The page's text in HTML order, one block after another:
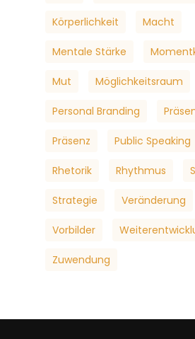
Körperlichkeit Macht
Mentale Stärke
Mut Möglichkeitsraum
Personal Branding
Präsenz Public Speaking
Rhetorik Rhythmus
Strategie Veränderung
Vorbilder
Zuwendung